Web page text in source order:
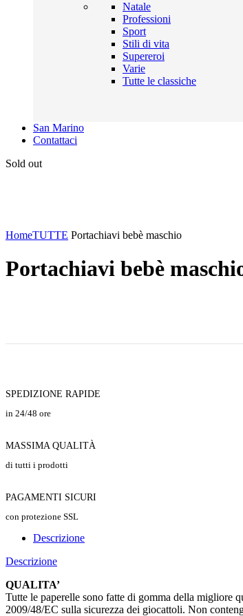
Natale
Professioni
Sport
Stili di vita
Supereroi
Varie
Tutte le classiche
San Marino
Contattaci
Sold out
HomeTUTTE Portachiavi bebè maschio
Portachiavi bebè
SPEDIZIONE RAPIDE
in 24/48 ore
MASSIMA QUALITÀ
di tutti i prodotti
PAGAMENTI SICURI
con protezione SSL
Descrizione
Descrizione
QUALITA’
Tutte le paperelle sono fatte di gomma della migliore
2009/48/EC sulla sicurezza dei giocattoli. Non